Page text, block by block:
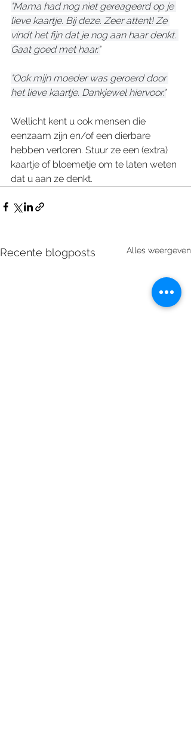
"Mama had nog niet gereageerd op je
lieve kaartje. Bij deze. Zeer attent! Ze
vindt het fijn dat je nog aan haar denkt.
Gaat goed met haar."
"Ook mijn moeder was geroerd door
het lieve kaartje. Dankjewel hiervoor."
Wellicht kent u ook mensen die
eenzaam zijn en/of een dierbare
hebben verloren. Stuur ze een (extra)
kaartje of bloemetje om te laten weten
dat u aan ze denkt.
Recente blogposts Alles weergeven